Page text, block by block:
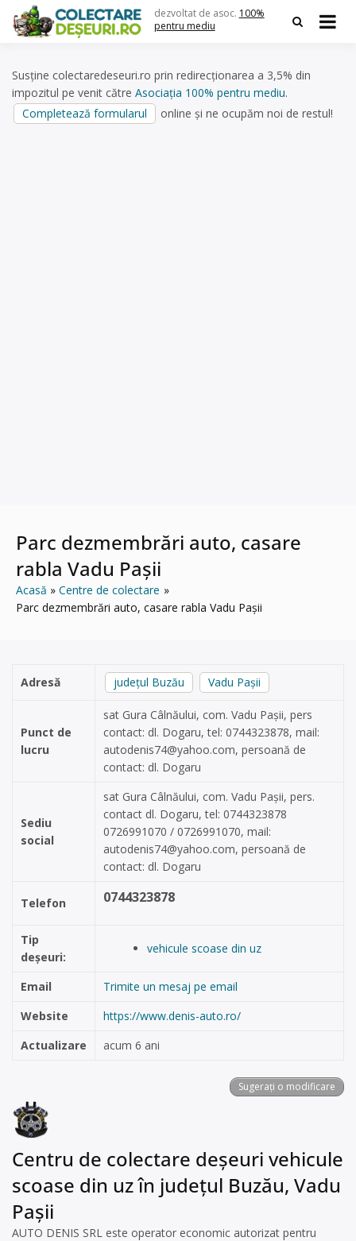
content
dezvoltat de asoc. 100%
pentru mediu
Susține colectaredeseuri.ro prin redirecționarea a 3,5% din
impozitul pe venit către Asociația 100% pentru mediu.
Completează formularul
online și ne ocupăm noi de restul!
Parc dezmembrări auto, casare
rabla Vadu Pașii
Acasă
Centre de colectare
Parc dezmembrări auto, casare rabla Vadu Pașii
Adresă județul Buzău Vadu Pașii
Punct de
lucru
sat Gura Câlnăului, com. Vadu Pașii, pers
contact: dl. Dogaru, tel: 0744323878, mail:
autodenis74@yahoo.com, persoană de
contact: dl. Dogaru
Sediu
social
sat Gura Câlnăului, com. Vadu Pașii, pers.
contact dl. Dogaru, tel: 0744323878
0726991070 / 0726991070, mail:
autodenis74@yahoo.com, persoană de
contact: dl. Dogaru
Telefon 0744323878
Tip
deșeuri:
vehicule scoase din uz
Email
Trimite un mesaj pe email
Website
https://www.denis-auto.ro/
Actualizare
acum 6 ani
Sugerați o modificare
Centru de colectare deșeuri vehicule
scoase din uz în județul Buzău, Vadu
Pașii
AUTO DENIS SRL este operator economic autorizat pentru